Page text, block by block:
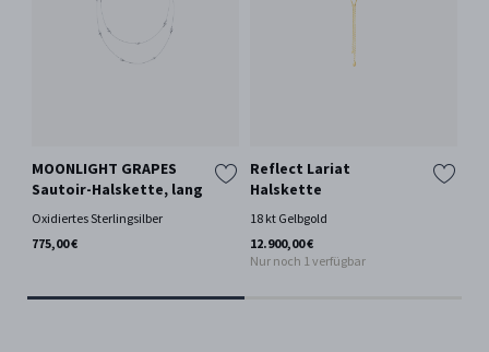
MOONLIGHT GRAPES
Sautoir-Halskette, lang
Oxidiertes Sterlingsilber
775,00 €
Reflect Lariat
Halskette
18 kt Gelbgold
12.900,00 €
Nur noch 1 verfügbar